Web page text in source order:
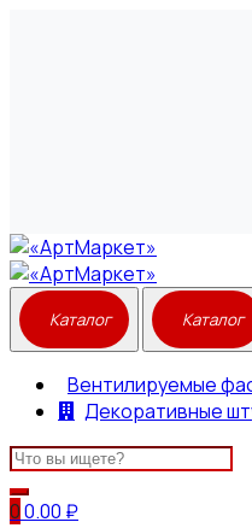
Вентилируемые
Декоративные
Search
for:
00.00 ₽